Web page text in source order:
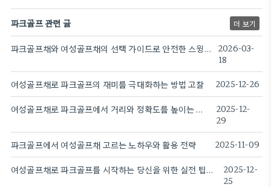
파크골프 관련 글 더 보기
파크골프채와 여성골프채의 선택 가이드로 안전한 스윙 만들기
2026-03-
18
여성골프채로 파크골프의 재미를 극대화하는 방법 고찰 2025-12-26
여성골프채로 파크골프에서 거리와 정확도를 높이는 방법
2025-12-
29
파크골프에서 여성골프채 고르는 노하우와 활용 전략 2025-11-09
여성골프채로 파크골프를 시작하는 당신을 위한 실전 팁과 선택 가이드.
2025-12-
25